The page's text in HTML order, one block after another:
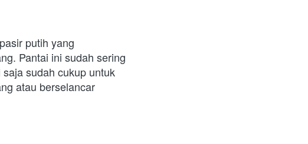
putih yang
Pantai ini sudah sering
sudah cukup untuk
atau berselancar